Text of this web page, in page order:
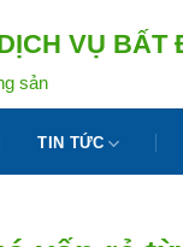
VỤ BẤT
sản
TIN TỨC